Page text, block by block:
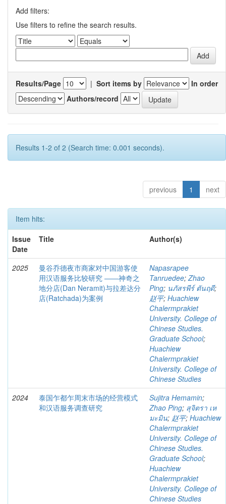
Add filters:
Use filters to refine the search results.
Results/Page | Sort items by
In order
Authors/record
Results 1-2 of 2 (Search time: 0.001 seconds).
previous 1 next
Item hits:
Issue
Date
Title Author(s)
2025
曼谷乔德夜市商家对中国游客使
用汉语服务比较研究 ――神奇之
地分店(Dan Neramit)与拉差达分
店(Ratchada)为案例
Napasrapee
Tanruedee;Zhao
Ping; นภัสรพีร์ ตันฤดี;
赵平; Huachiew
Chalermprakiet
University. College of
Chinese Studies.
Graduate School;
Huachiew
Chalermprakiet
University. College of
Chinese Studies
2024
泰国乍都乍周末市场的经营模式
和汉语服务调查研究
Sujitra Hemamin;
Zhao Ping; สุจิตรา เห
มะมิน; 赵平; Huachiew
Chalermprakiet
University. College of
Chinese Studies.
Graduate School;
Huachiew
Chalermprakiet
University. College of
Chinese Studies